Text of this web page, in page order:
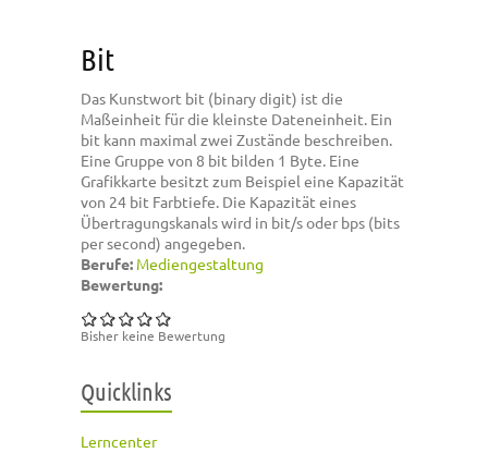
Bit
Das Kunstwort bit (binary digit) ist die
Maßeinheit für die kleinste Dateneinheit. Ein
bit kann maximal zwei Zustände beschreiben.
Eine Gruppe von 8 bit bilden 1 Byte. Eine
Grafikkarte besitzt zum Beispiel eine Kapazität
von 24 bit Farbtiefe. Die Kapazität eines
Übertragungskanals wird in bit/s oder bps (bits
per second) angegeben.
Berufe: Mediengestaltung
Bewertung:
Bisher keine Bewertung
Quicklinks
Lerncenter